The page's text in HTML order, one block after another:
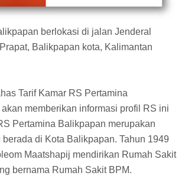
berlokasi di jalan Jenderal
Balikpapan kota, Kalimantan
Tarif Kamar RS Pertamina
memberikan informasi profil RS ini
Pertamina Balikpapan merupakan
berada di Kota Balikpapan. Tahun 1949
Maatshapij mendirikan Rumah Sakit
bernama Rumah Sakit BPM.